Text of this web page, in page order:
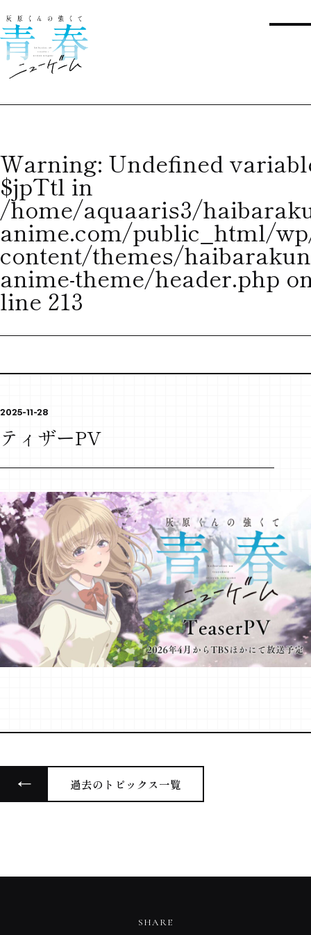
CONTENTS
TOPICS
MOVIE
INTRODUCTION
ストーリー
CHARACTER
登場キャラクター
MUSIC
主題歌
Blu-ray
パッケージ情報
BOOKS
@haibara_anime
Warning: Undefined
$jpTtl in
/home/aquaaris3/
anime.com/public_html/
content/themes/
anime-theme/header.php
line 213
2025-11-28
ティザーPV
過去のトピックス一覧
SHARE